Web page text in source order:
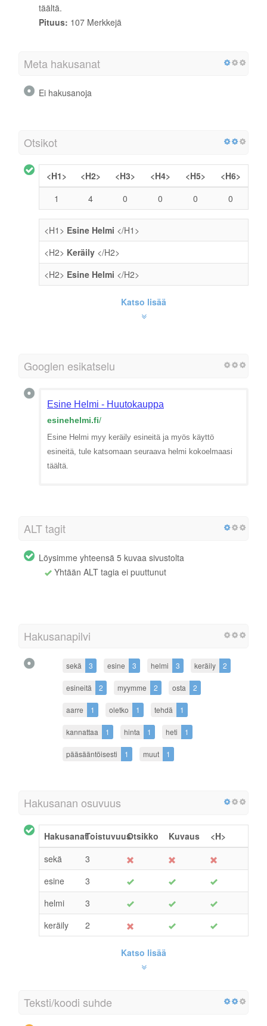
täältä.
Pituus: 107 Merkkejä
Meta hakusanat
Ei hakusanoja
Otsikot
<H1> <H2> <H3> <H4> <H5>
<H6>
1
4 0 0 0 0
<H1> Esine Helmi </H1>
<H2> Keräily </H2>
<H2> Esine Helmi </H2>
Katso lisää
Googlen esikatselu
Esine Helmi - Huutokauppa
esinehelmi.fi/
Esine Helmi myy keräily esineitä ja myös käyttö
esineitä, tule katsomaan seuraava helmi kokoelmaasi
täältä.
ALT tagit
Löysimme yhteensä 5 kuvaa sivustolta
Yhtään ALT tagia ei puuttunut
Hakusanapilvi
sekä 3 esine 3 helmi 3 keräily 2
esineitä 2 myymme 2 osta 2
aarre 1 oletko 1 tehdä 1
kannattaa 1 hinta 1 heti 1
pääsääntöisesti 1 muut 1
Hakusanan osuvuus
HakusanatToistuvuusOtsikko Kuvaus
<H>
sekä
3
esine
3
helmi
3
keräily
2
Katso lisää
Teksti/koodi suhde